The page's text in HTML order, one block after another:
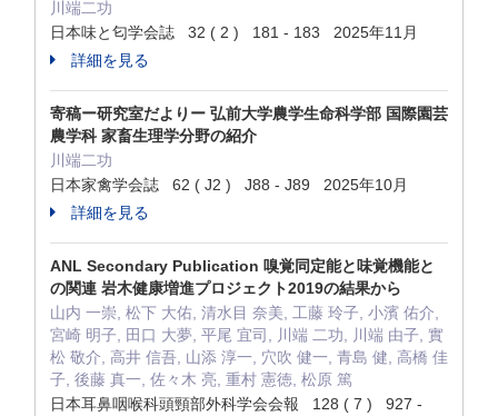
川端二功
日本味と匂学会誌 32 ( 2 ) 181 - 183 2025年11月
詳細を見る
寄稿ー研究室だよりー 弘前大学農学生命科学部 国際園芸
農学科 家畜生理学分野の紹介
川端二功
日本家禽学会誌 62 ( J2 ) J88 - J89 2025年10月
詳細を見る
ANL Secondary Publication 嗅覚同定能と味覚機能と
の関連 岩木健康増進プロジェクト2019の結果から
山内 一崇, 松下 大佑, 清水目 奈美, 工藤 玲子, 小濱 佑介,
宮崎 明子, 田口 大夢, 平尾 宜司, 川端 二功, 川端 由子, 實
松 敬介, 高井 信吾, 山添 淳一, 穴吹 健一, 青島 健, 高橋 佳
子, 後藤 真一, 佐々木 亮, 重村 憲徳, 松原 篤
日本耳鼻咽喉科頭頸部外科学会会報 128 ( 7 ) 927 -